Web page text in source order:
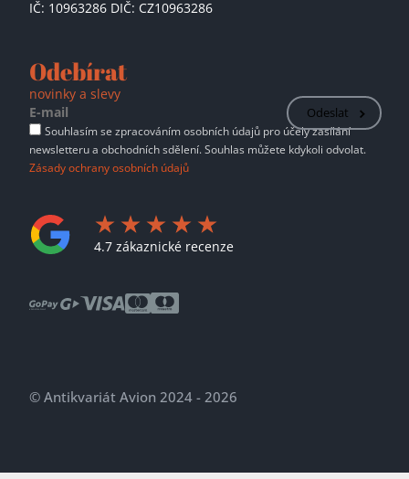
IČ: 10963286 DIČ: CZ10963286
Odebírat
novinky a slevy
Odeslat
Souhlasím se zpracováním osobních údajů pro účely zasílání
newsletteru a obchodních sdělení. Souhlas můžete kdykoli odvolat.
Zásady ochrany osobních údajů
4.7 zákaznické recenze
© Antikvariát Avion 2024 - 2026